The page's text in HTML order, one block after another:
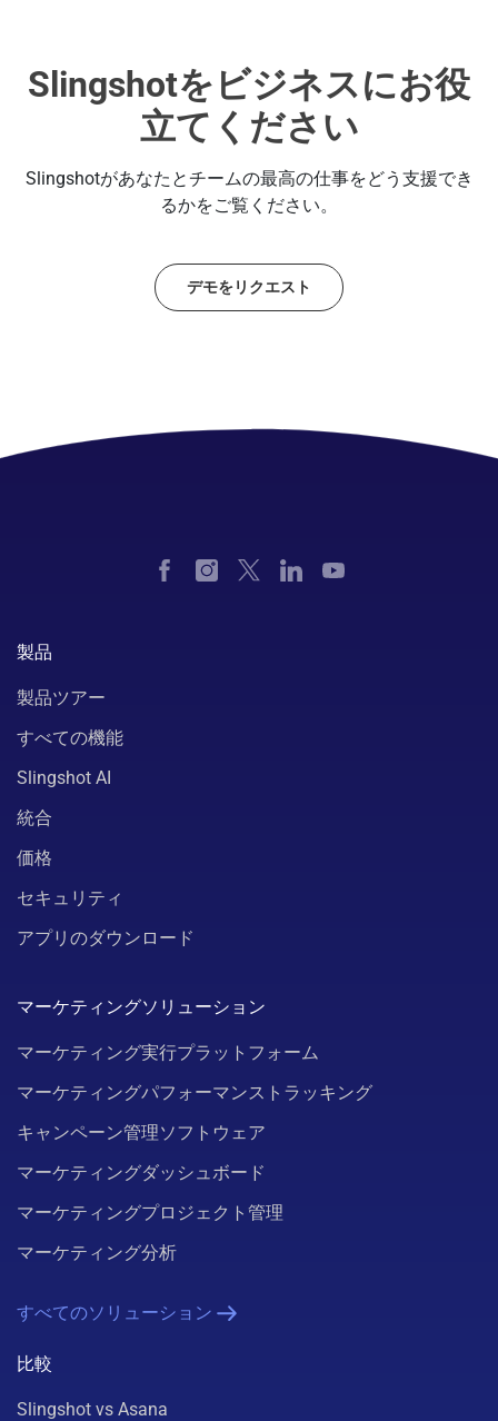
Slingshotをビジネスにお役
立てください
Slingshotがあなたとチームの最高の仕事をどう支援でき
るかをご覧ください。
デモをリクエスト
製品
製品ツアー
すべての機能
Slingshot AI
統合
価格
セキュリティ
アプリのダウンロード
マーケティングソリューション
マーケティング実行プラットフォーム
マーケティングパフォーマンストラッキング
キャンペーン管理ソフトウェア
マーケティングダッシュボード
マーケティングプロジェクト管理
マーケティング分析
すべてのソリューション
比較
Slingshot vs Asana